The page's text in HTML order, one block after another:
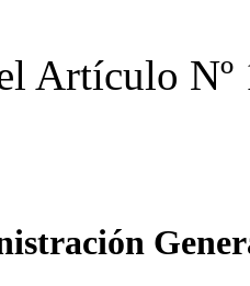
Artículo Nº